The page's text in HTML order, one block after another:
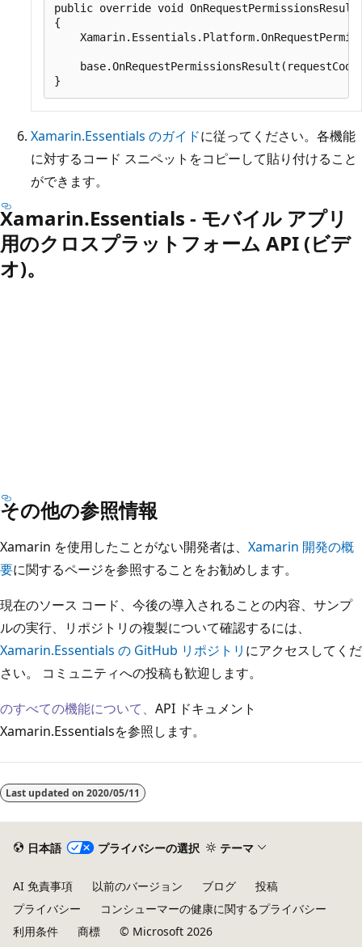
public override void
{
Xamarin.Essentials のガイドに従ってください。各機能
に対するコード スニペットをコピーして貼り付けること
ができます。
Xamarin.Essentials - モバイル アプリ
用のクロスプラットフォーム API (ビデ
オ)。
その他の参照情報
Xamarin を使用したことがない開発者は、 Xamarin 開発の概
要に関するページを参照することをお勧めします。
現在のソース コード、今後の導入されることの内容、サンプ
ルの実行、リポジトリの複製について確認するには、
Xamarin.Essentials の GitHub リポジトリ にアクセスしてくだ
さい。 コミュニティへの投稿も歓迎します。
のすべての機能について、 API ドキュメント
Xamarin.Essentialsを参照します。
Last updated on 2020/05/11
日本語 プライバシーの選択 テーマ
AI 免責事項 以前のバージョン ブログ
投稿
プライバシー
コンシューマーの健康に関するプライバシー
利用条件
商標 © Microsoft 2026